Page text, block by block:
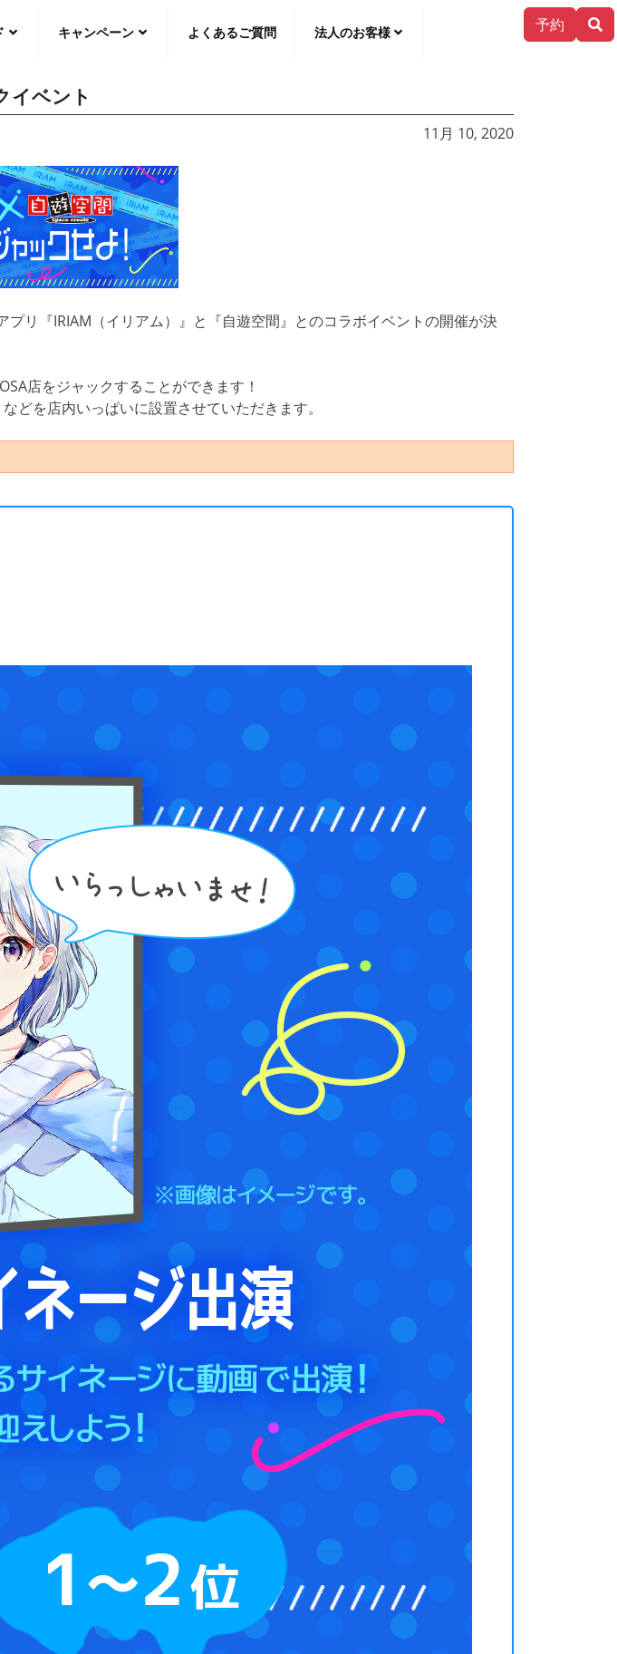
予約
キャンペーン よくあるご質問 法人のお客様
イベント
11月 10, 2020
リ『IRIAM（イリアム）』と『自遊空間』とのコラボイベントの開催が決
店をジャックすることができます！
どを店内いっぱいに設置させていただきます。